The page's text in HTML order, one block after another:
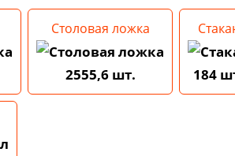
Столовая ложка
2555,6 шт. 184